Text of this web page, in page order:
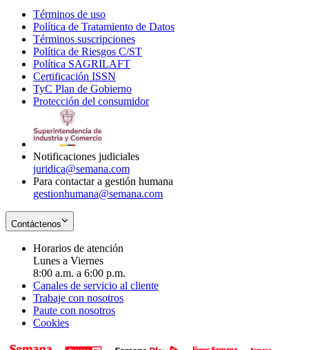
Términos de uso
in
new
window
Política de Tratamiento de Datos
Términos suscripciones
in
Política de Riesgos C/ST
Política SAGRILAFT
new
window
Certificación ISSN
in
new
TyC Plan de Gobierno
in
Protección del consumidorOpens
Notificaciones judiciales
juridica@semana.com
Para contactar a gestión humana
gestionhumana@semana.com
Contáctenos
Horarios de atención
Lunes a Viernes
8:00 a.m. a 6:00 p.m.
Canales de servicio al cliente
Trabaje con nosotros
Paute con nosotros
Cookies